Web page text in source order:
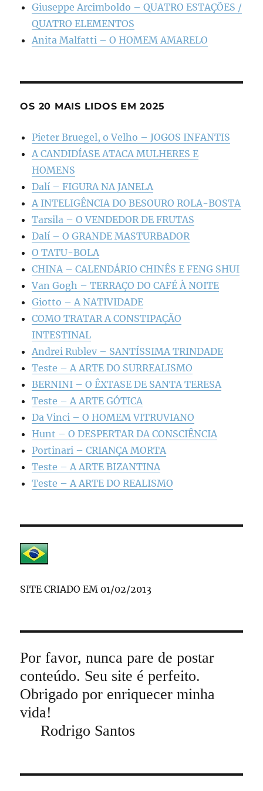
Giuseppe Arcimboldo – QUATRO ESTAÇÕES /
QUATRO ELEMENTOS
Anita Malfatti – O HOMEM AMARELO
OS 20 MAIS LIDOS EM 2025
Pieter Bruegel, o Velho – JOGOS INFANTIS
A CANDIDÍASE ATACA MULHERES E
HOMENS
Dalí – FIGURA NA JANELA
A INTELIGÊNCIA DO BESOURO ROLA-BOSTA
Tarsila – O VENDEDOR DE FRUTAS
Dalí – O GRANDE MASTURBADOR
O TATU-BOLA
CHINA – CALENDÁRIO CHINÊS E FENG SHUI
Van Gogh – TERRAÇO DO CAFÉ À NOITE
Giotto – A NATIVIDADE
COMO TRATAR A CONSTIPAÇÃO
INTESTINAL
Andrei Rublev – SANTÍSSIMA TRINDADE
Teste – A ARTE DO SURREALISMO
BERNINI – O ÊXTASE DE SANTA TERESA
Teste – A ARTE GÓTICA
Da Vinci – O HOMEM VITRUVIANO
Hunt – O DESPERTAR DA CONSCIÊNCIA
Portinari – CRIANÇA MORTA
Teste – A ARTE BIZANTINA
Teste – A ARTE DO REALISMO
SITE CRIADO EM 01/02/2013
Por favor, nunca pare de postar
conteúdo. Seu site é perfeito.
Obrigado por enriquecer minha
vida!
Rodrigo Santos